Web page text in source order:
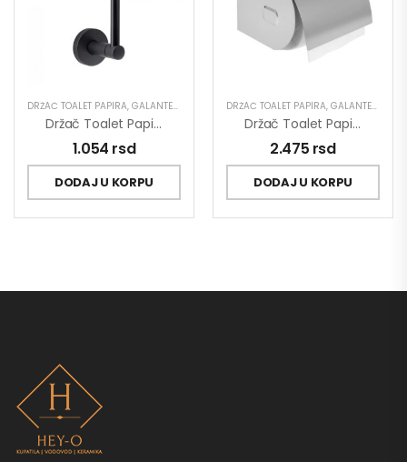
DRŽAČ TOALET PAPIRA, GALANTERIJA
Držač Toalet Papira MINOTTI DARK ELEGANCE Ravni
1.054 rsd
DODAJ U KORPU
DRŽAČ TOALET PAPIRA, GALANTERIJA
Držač Toalet Papira MINOTTI Sa Poklopcem Veći
2.475 rsd
DODAJ U KORPU